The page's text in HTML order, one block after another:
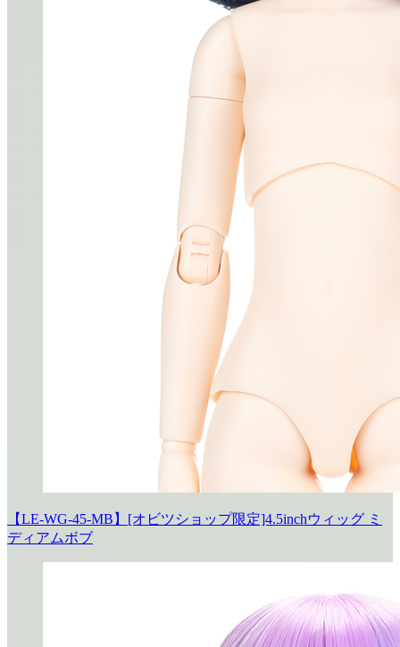
【LE-WG-45-MB】[オビツショップ限定]4.5inchウィッグ ミ
ディアムボブ